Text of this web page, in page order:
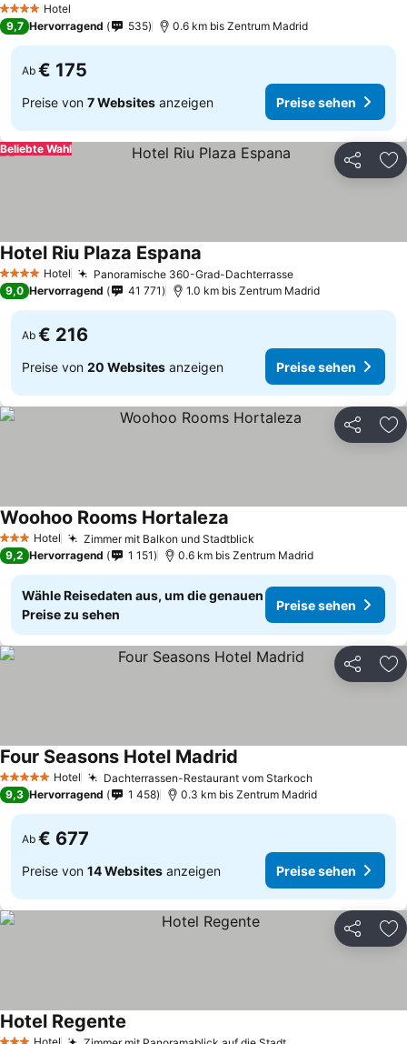
4 Sterne Hotel
9,7 Hervorragend 535 0.6 km bis Zentrum Madrid
Ab € 175
Preise von 7 Websites anzeigen Preise sehen
Teilen
Beliebte Wahl
4 Sterne Hotel Panoramische 360-Grad-DachterrassePreise sehen
Hotel Riu Plaza Espana
9,0 Hervorragend 41 771 1.0 km bis Zentrum Madrid
Ab € 216
Preise von 20 Websites anzeigen Preise sehen
Teilen
3 SterneHotel Zimmer mit Balkon und Stadtblick
Woohoo Rooms Hortaleza
9,2 Hervorragend 1 151 0.6 km bis Zentrum Madrid
Wähle Reisedaten aus, um die genauen
Preise zu sehen
Preise sehen
Teilen
5 Sterne Hotel Dachterrassen-Restaurant vom StarkochPreise sehen
Four Seasons Hotel Madrid
9,3 Hervorragend 1 458 0.3 km bis Zentrum Madrid
Ab € 677
Preise von 14 Websites anzeigen Preise sehen
Teilen
Hotel
Hotel Regente